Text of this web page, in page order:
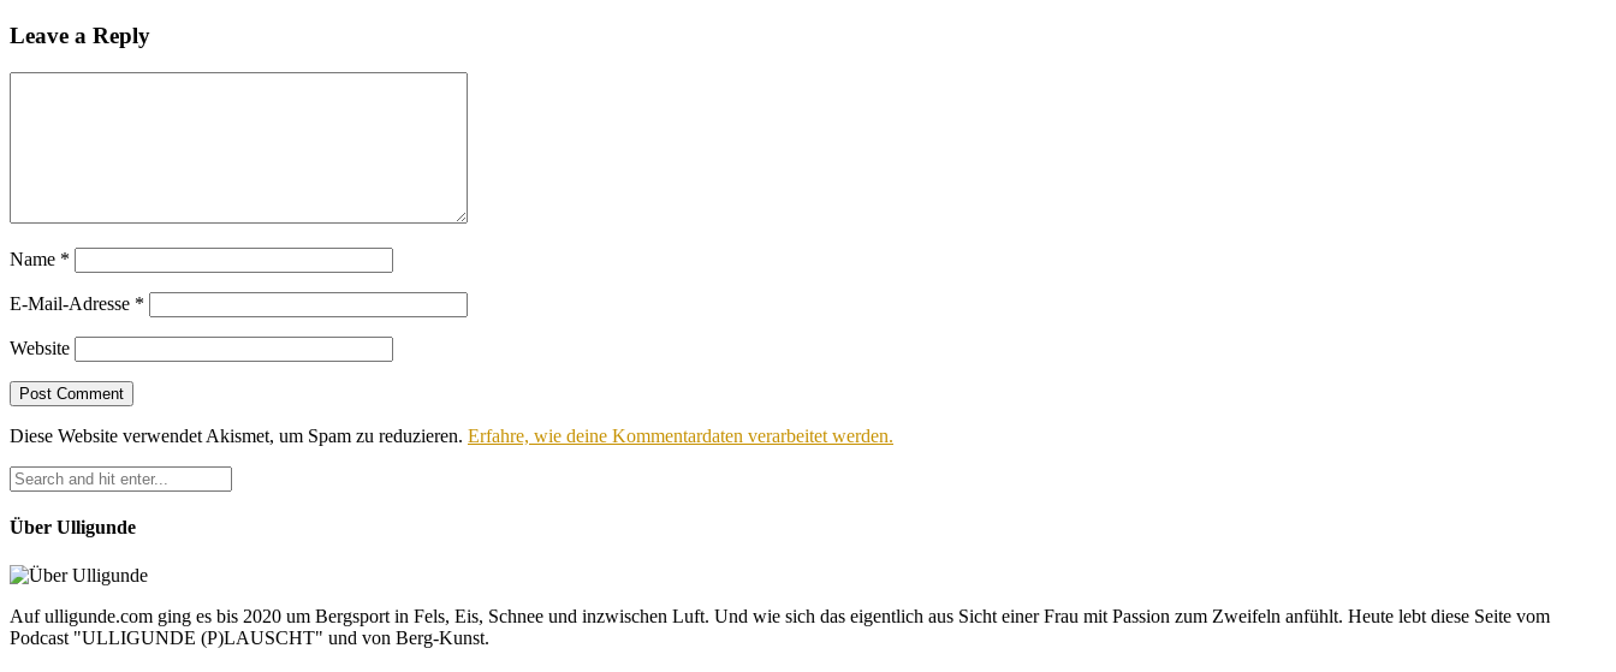
Leave a Reply
Name *
E-Mail-Adresse *
Website
Diese Website verwendet Akismet, um Spam zu reduzieren. Erfahre, wie deine Kommentardaten verarbeitet werden.
Über Ulligunde
Auf ulligunde.com ging es bis 2020 um Bergsport in Fels, Eis, Schnee und inzwischen Luft. Und wie sich das eigentlich aus Sicht einer Frau mit Passion zum Zweifeln anfühlt. Heute lebt diese Seite vom
Podcast "ULLIGUNDE (P)LAUSCHT" und von Berg-Kunst.